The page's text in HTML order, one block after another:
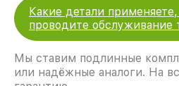
Какие детали
проводите обслуживание
Мы ставим подлинные
или надёжные аналоги. На